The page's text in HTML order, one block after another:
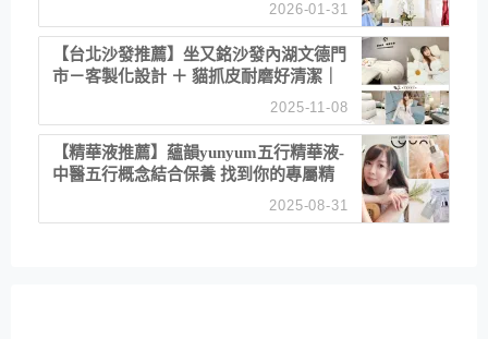
2026-01-31
【台北沙發推薦】坐又銘沙發內湖文德門
市－客製化設計 ＋ 貓抓皮耐磨好清潔｜
直營直銷、價格透明 高CP值打造夢想
2025-11-08
【精華液推薦】蘊韻yunyum五行精華液-
中醫五行概念結合保養 找到你的專屬精
華！ 水㊀土㊀就選「潤・賦精華」維持
2025-08-31